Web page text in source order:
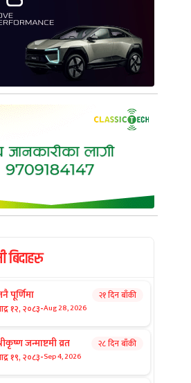
बिदाहरु
पूर्णिमा
१२, २०८३-Aug 28, 2026
२१ दिन बाँकी
जन्माष्टमी व्रत
१९, २०८३-Sep 4, 2026
२८ दिन बाँकी